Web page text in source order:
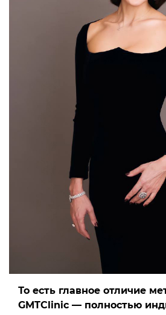
То есть главное отличие
GMTClinic — полностью